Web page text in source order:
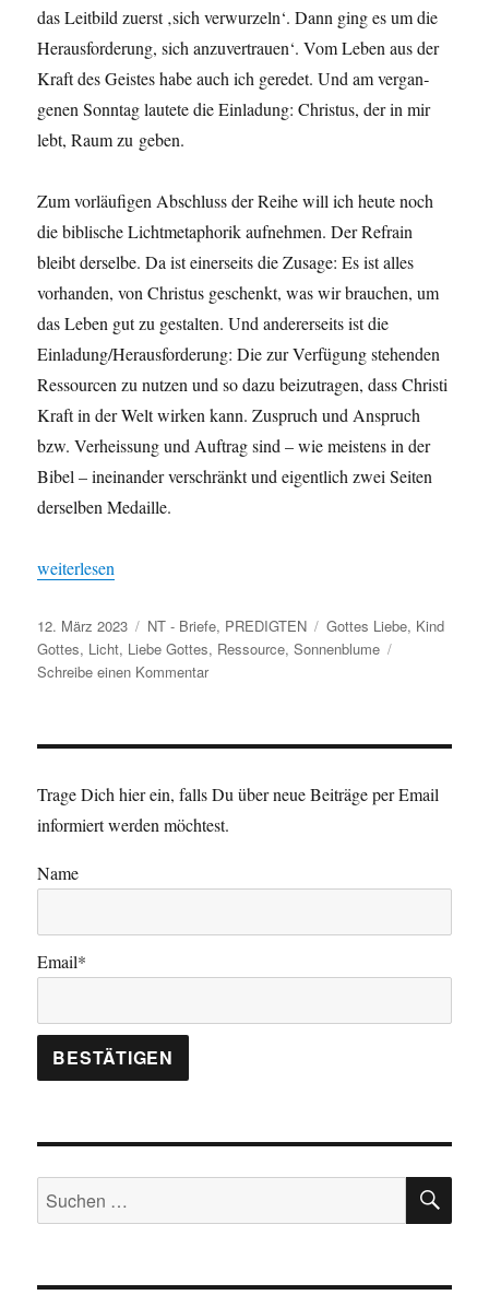
das Leit­bild zuerst ‚sich ver­wurzeln‘. Dann ging es um die
Her­aus­forderung, sich anzu­ver­trauen‘. Vom Leben aus der
Kraft des Geistes habe auch ich gere­det. Und am ver­gan­
genen Son­ntag lautete die Ein­ladung: Chris­tus, der in mir
lebt, Raum zu geben.
Zum vor­läu­fi­gen Abschluss der Rei­he will ich heute noch
die bib­lis­che Licht­metaphorik aufnehmen. Der Refrain
bleibt der­selbe. Da ist ein­er­seits die Zusage: Es ist alles
vorhan­den, von Chris­tus geschenkt, was wir brauchen, um
das Leben gut zu gestal­ten. Und ander­er­seits ist die
Einladung/Herausforderung: Die zur Ver­fü­gung ste­hen­den
Ressourcen zu nutzen und so dazu beizu­tra­gen, dass Christi
Kraft in der Welt wirken kann. Zus­pruch und Anspruch
bzw. Ver­heis­sung und Auf­trag sind – wie meis­tens in der
Bibel – ineinan­der ver­schränkt und eigentlich zwei Seit­en
der­sel­ben Medaille.
„Kinder des Lichts — Glaube als Ressource V“
weit­er­lesen
Veröffentlicht
am
12. März 2023 Kategorien
NT - Briefe, PREDIGTEN Schlagwörter
Gottes Liebe, Kind
Gottes, Licht, Liebe Gottes, Ressource,Sonnenblume
Schreibe einen Kommentarzu
Lichts
Glaube
Ressource
Trage Dich hier ein, falls Du über neue Beiträge per Email
informiert werden möchtest.
Name
Email*
Suchen
nach: